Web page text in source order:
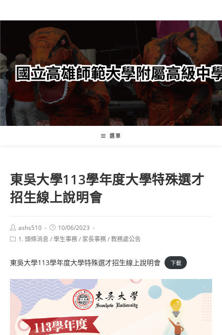
轉
要
內
容
選單
東吳大學113學年度大學特殊選才
招生線上說明會
Post
author:
ashs510
Post
published:
10/06/2023
Post1. 頭條消息 /學生事務/ 家長事務/教務處公告
東吳大學113學年度大學特殊選才招生線上說明會 下載